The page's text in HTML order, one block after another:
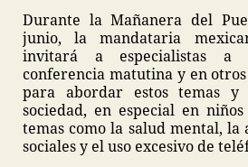
Durante la Mañanera del
junio, la mandataria
invitará a especialistas
conferencia matutina y en
para abordar estos temas
sociedad, en especial en
temas como la salud mental, la
sociales y el uso excesivo de